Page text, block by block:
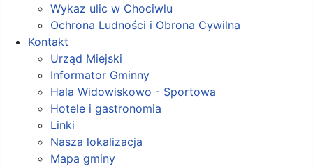
Wykaz ulic w Chociwlu
Ochrona Ludności i Obrona Cywilna
Kontakt
Urząd Miejski
Informator Gminny
Hala Widowiskowo - Sportowa
Hotele i gastronomia
Linki
Nasza lokalizacja
Mapa gminy